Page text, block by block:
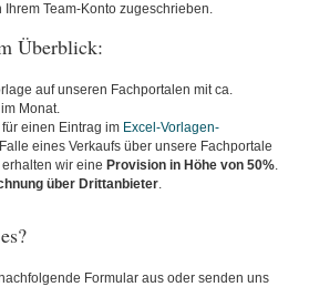
Team-Konto zugeschrieben.
Überblick:
auf unseren Fachportalen mit ca.
Monat.
für einen Eintrag im Excel-Vorlagen-
eines Verkaufs über unsere Fachportale
wir eine Provision in Höhe von 50%.
über Drittanbieter.
Formular aus oder senden uns